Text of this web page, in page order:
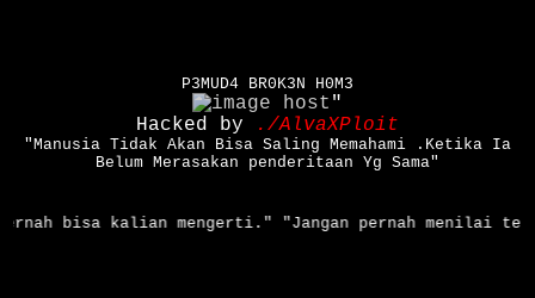
P3MUD4 BR0K3N H0M3
"
Hacked by
./AlvaXPloit
"Manusia Tidak Akan Bisa Saling Memahami .Ketika Ia
Belum Merasakan penderitaan Yg Sama"
bisa kalian mengerti." "Jangan pernah menilai